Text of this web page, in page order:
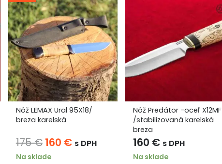
Nôž LEMAX Ural 95X18/
breza karelská
175€ Pôvodná
cena
160 €Aktuálna
s DPH
Na sklade
Nôž Predátor -oceľ X12MF
/stabilizovaná karelská
breza
160 € s DPH
Na sklade